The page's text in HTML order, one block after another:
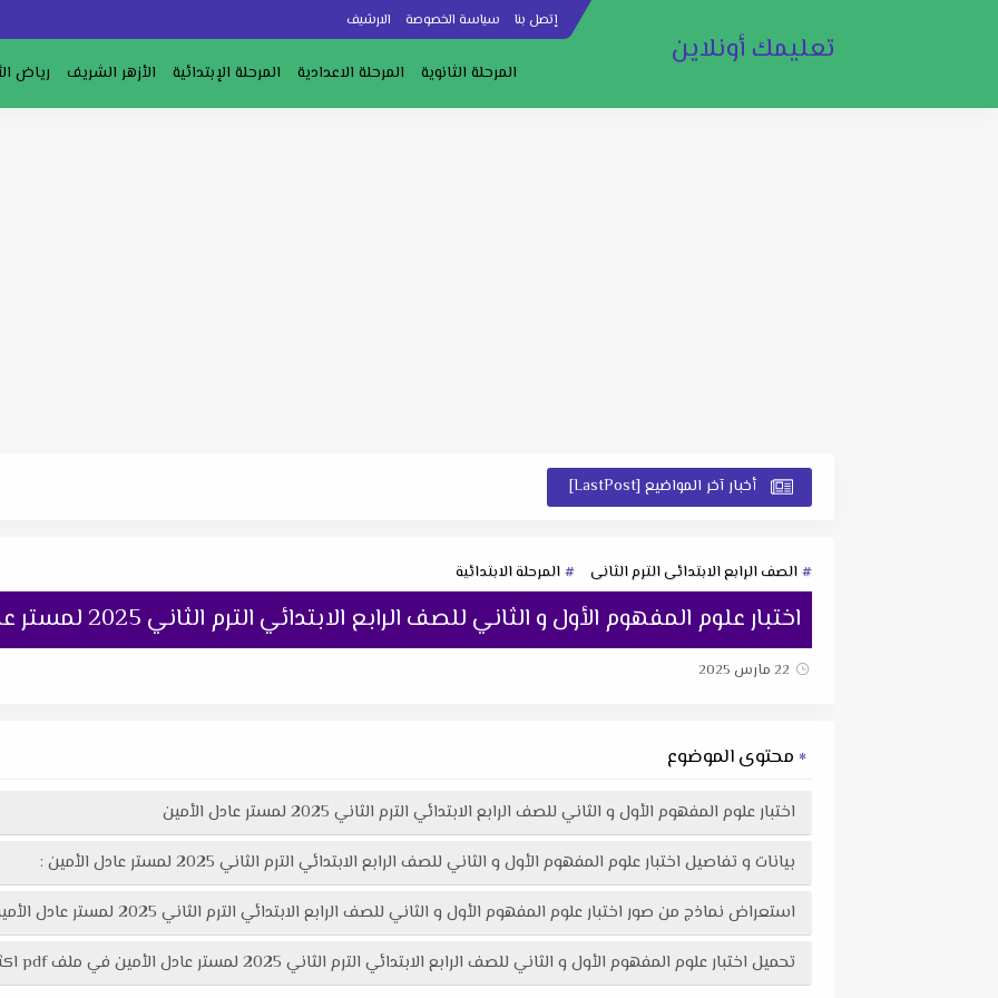
إتصل بنا سياسة الخصوصة الارشيف
تعليمك أونلاين
المرحلة الثانوية المرحلة الاعدادية المرحلة الإبتدائية الأزهر الشريف رياض
أخبار آخر المواضيع [LastPost]
الصف الرابع الابتدائى الترم الثانى المرحلة الابتدائية
اختبار علوم المفهوم الأول و الثاني للصف الرابع الابتدائي الترم الثاني 2025 لمستر عادل الأمين
22 مارس 2025
محتوى الموضوع
اختبار علوم المفهوم الأول و الثاني للصف الرابع الابتدائي الترم الثاني 2025 لمستر عادل الأمين
بيانات و تفاصيل اختبار علوم المفهوم الأول و الثاني للصف الرابع الابتدائي الترم الثاني 2025 لمستر عادل الأمين :
استعراض نماذج من صور اختبار علوم المفهوم الأول و الثاني للصف الرابع الابتدائي الترم الثاني 2025 لمستر عادل الأمين هنا عبر موقعنا "تعليمك أونلاين"
تحميل اختبار علوم المفهوم الأول و الثاني للصف الرابع الابتدائي الترم الثاني 2025 لمستر عادل الأمين في ملف pdf اكثر وضوحاً جاهز للطباعة عبر الرابط التالي :